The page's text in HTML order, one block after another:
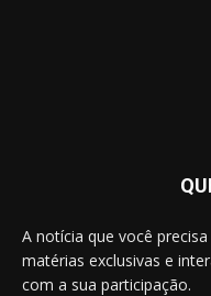
A notícia que você
matérias exclusivas e
com a sua participação.